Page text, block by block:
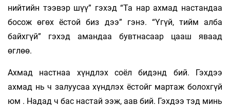
нийтийн тээвэр шүү” гэхэд “Та нар ахмад настандаа
босож өгөх ёстой биз дээ” гэнэ. “Үгүй, тийм алба
байхгүй” гэхэд амандаа бувтнасаар цааш яваад
өглөө.
Ахмад настнаа хүндлэх соёл бидэнд бий. Гэхдээ
ахмад нь ч залуусаа хүндлэх ёстойг мартаж болохгүй
юм . Надад ч бас настай ээж, аав бий. Гэхдээ тэд минь